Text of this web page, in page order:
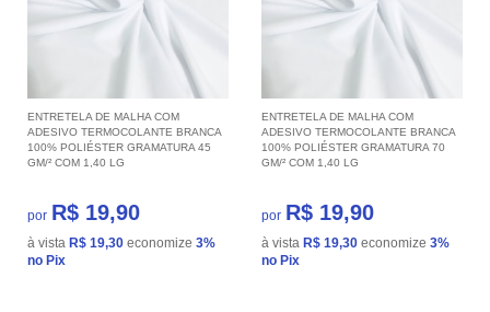
ENTRETELA DE MALHA COM
ADESIVO TERMOCOLANTE BRANCA
100% POLIÉSTER GRAMATURA 45
GM/² COM 1,40 LG
por R$ 19,90
à vista R$ 19,30 economize 3%
no Pix
ENTRETELA DE MALHA COM
ADESIVO TERMOCOLANTE BRANCA
100% POLIÉSTER GRAMATURA 70
GM/² COM 1,40 LG
por R$ 19,90
à vista R$ 19,30 economize 3%
no Pix